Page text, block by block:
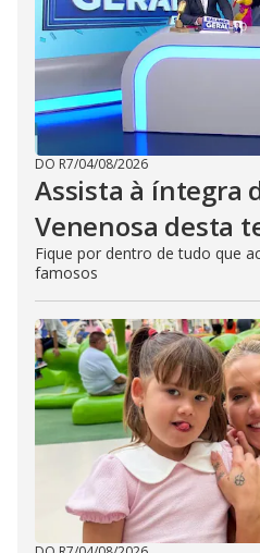
DO R7/04/08/2026
Assista à íntegra
Venenosa desta
Fique por dentro de tudo que
famosos